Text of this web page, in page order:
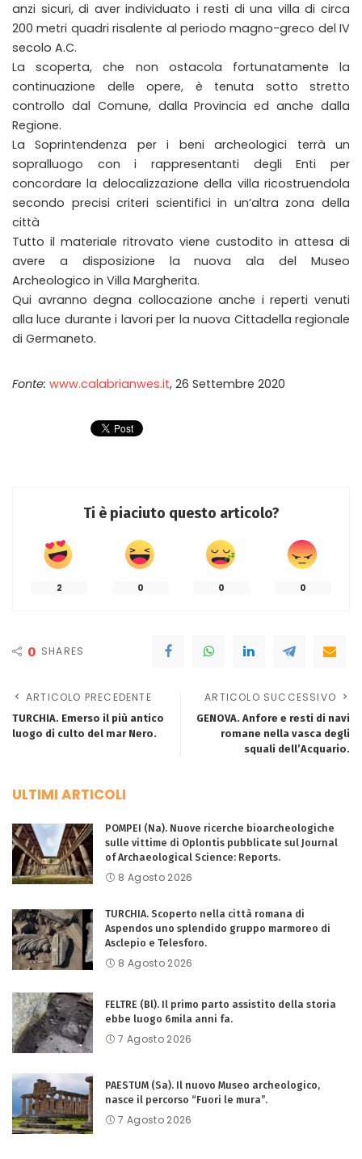
anzi sicuri, di aver individuato i resti di una villa di circa
200 metri quadri risalente al periodo magno-greco del IV
secolo A.C.
La scoperta, che non ostacola fortunatamente la
continuazione delle opere, è tenuta sotto stretto
controllo dal Comune, dalla Provincia ed anche dalla
Regione.
La Soprintendenza per i beni archeologici terrà un
sopralluogo con i rappresentanti degli Enti per
concordare la delocalizzazione della villa ricostruendola
secondo precisi criteri scientifici in un’altra zona della
città
Tutto il materiale ritrovato viene custodito in attesa di
avere a disposizione la nuova ala del Museo
Archeologico in Villa Margherita.
Qui avranno degna collocazione anche i reperti venuti
alla luce durante i lavori per la nuova Cittadella regionale
di Germaneto.
Fonte: www.calabrianwes.it, 26 Settembre 2020
Ti è piaciuto questo articolo?
2 0 0 0
0 SHARES
ARTICOLO PRECEDENTE
TURCHIA. Emerso il più antico
luogo di culto del mar Nero.
ARTICOLO SUCCESSIVO
GENOVA. Anfore e resti di navi
romane nella vasca degli
squali dell’Acquario.
ULTIMI ARTICOLI
POMPEI (Na). Nuove ricerche bioarcheologiche
sulle vittime di Oplontis pubblicate sul Journal
of Archaeological Science: Reports.
8 Agosto 2026
TURCHIA. Scoperto nella città romana di
Aspendos uno splendido gruppo marmoreo di
Asclepio e Telesforo.
8 Agosto 2026
FELTRE (Bl). Il primo parto assistito della storia
ebbe luogo 6mila anni fa.
7 Agosto 2026
PAESTUM (Sa). Il nuovo Museo archeologico,
nasce il percorso “Fuori le mura”.
7 Agosto 2026